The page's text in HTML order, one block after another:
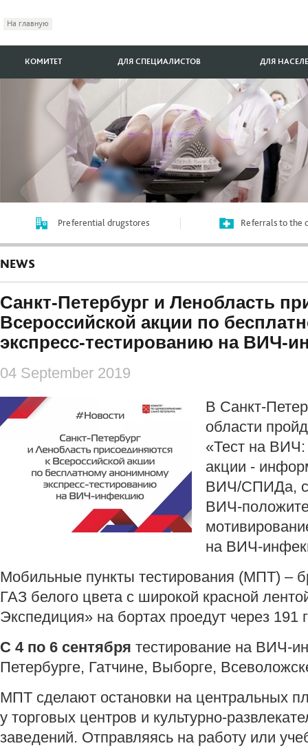
На главную
КОМИТЕТ ДЛЯ СПЕЦИАЛИСТОВ ДЛЯ
Preferential drugstores Referrals to the
NEWS
Cанкт-Петербург и Ленобласть
Всероссийской акции по
экспресс-тестированию на ВИЧ-
04 September 2019
В Санкт-
области
«Тест на
акции -
ВИЧ/СПИДа,
ВИЧ-
на ВИЧ-
Мобильные пункты тестирования (МПТ) –
ГАЗ белого цвета с широкой красной
Экспедиция» на бортах проедут через 191
С 4 по 6 сентября тестирование на ВИЧ-
Петербурге, Гатчине, Выборге,
МПТ сделают остановки на центральных
у торговых центров и культурно-
заведений. Отправляясь на работу или